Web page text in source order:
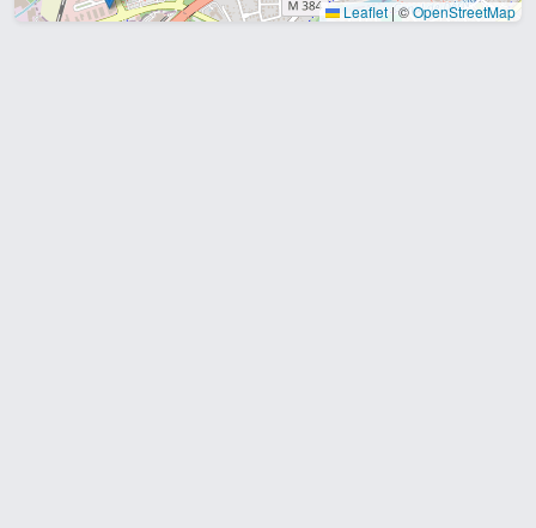
Leaflet |©OpenStreetMap